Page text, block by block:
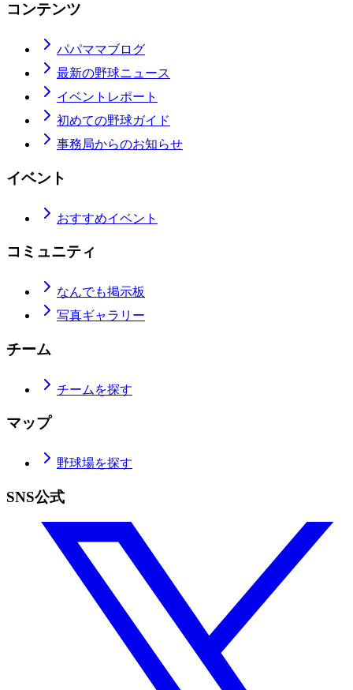
コンテンツ
パパママブログ
最新の野球ニュース
イベントレポート
初めての野球ガイド
事務局からのお知らせ
イベント
おすすめイベント
コミュニティ
なんでも掲示板
写真ギャラリー
チーム
チームを探す
マップ
野球場を探す
SNS公式